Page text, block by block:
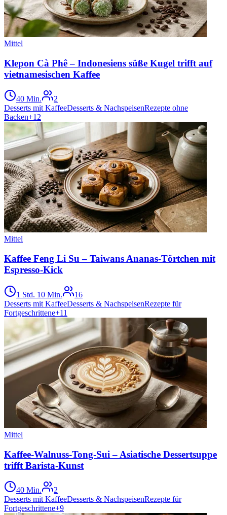
Mittel
Klepon Cà Phê – Indonesiens süße Kugel trifft auf
vietnamesischen Kaffee
40 Min.
2
Desserts mit KaffeeDesserts & NachspeisenRezepte ohne
Backen+12
Mittel
Kaffee Feng Li Su – Taiwans Ananas-Törtchen mit
Espresso-Kick
1 Std. 10 Min.
16
Desserts mit KaffeeDesserts & NachspeisenRezepte für
Fortgeschrittene+11
Mittel
Kaffee-Walnuss-Tong-Sui – Asiatische Dessertsuppe
trifft Barista-Kunst
40 Min.
2
Desserts mit KaffeeDesserts & NachspeisenRezepte für
Fortgeschrittene+9